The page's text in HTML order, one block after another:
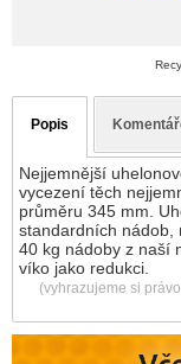
Popis
Nejjemnější
vycezení těch
průměru 345 mm.
standardních nádob,
40 kg nádoby z naší
víko jako redukci.
(vyhrazujeme si